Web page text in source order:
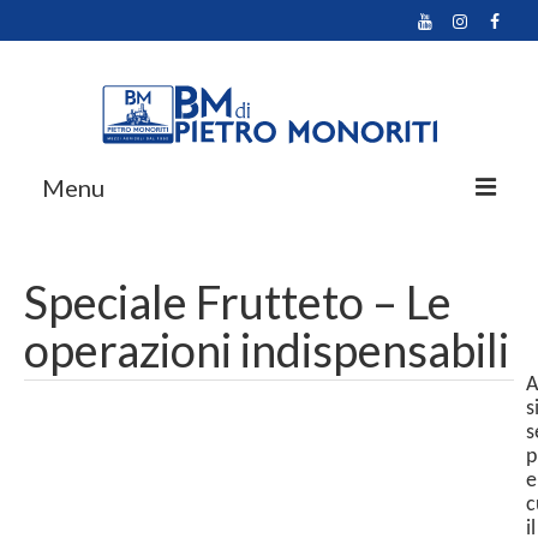
Menu
Prodotti
Promozioni
Speciale Frutteto – Le
operazioni indispensabili
e
il